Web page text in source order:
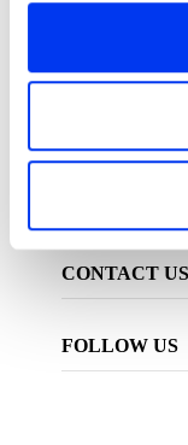
CONTACT US
FOLLOW US